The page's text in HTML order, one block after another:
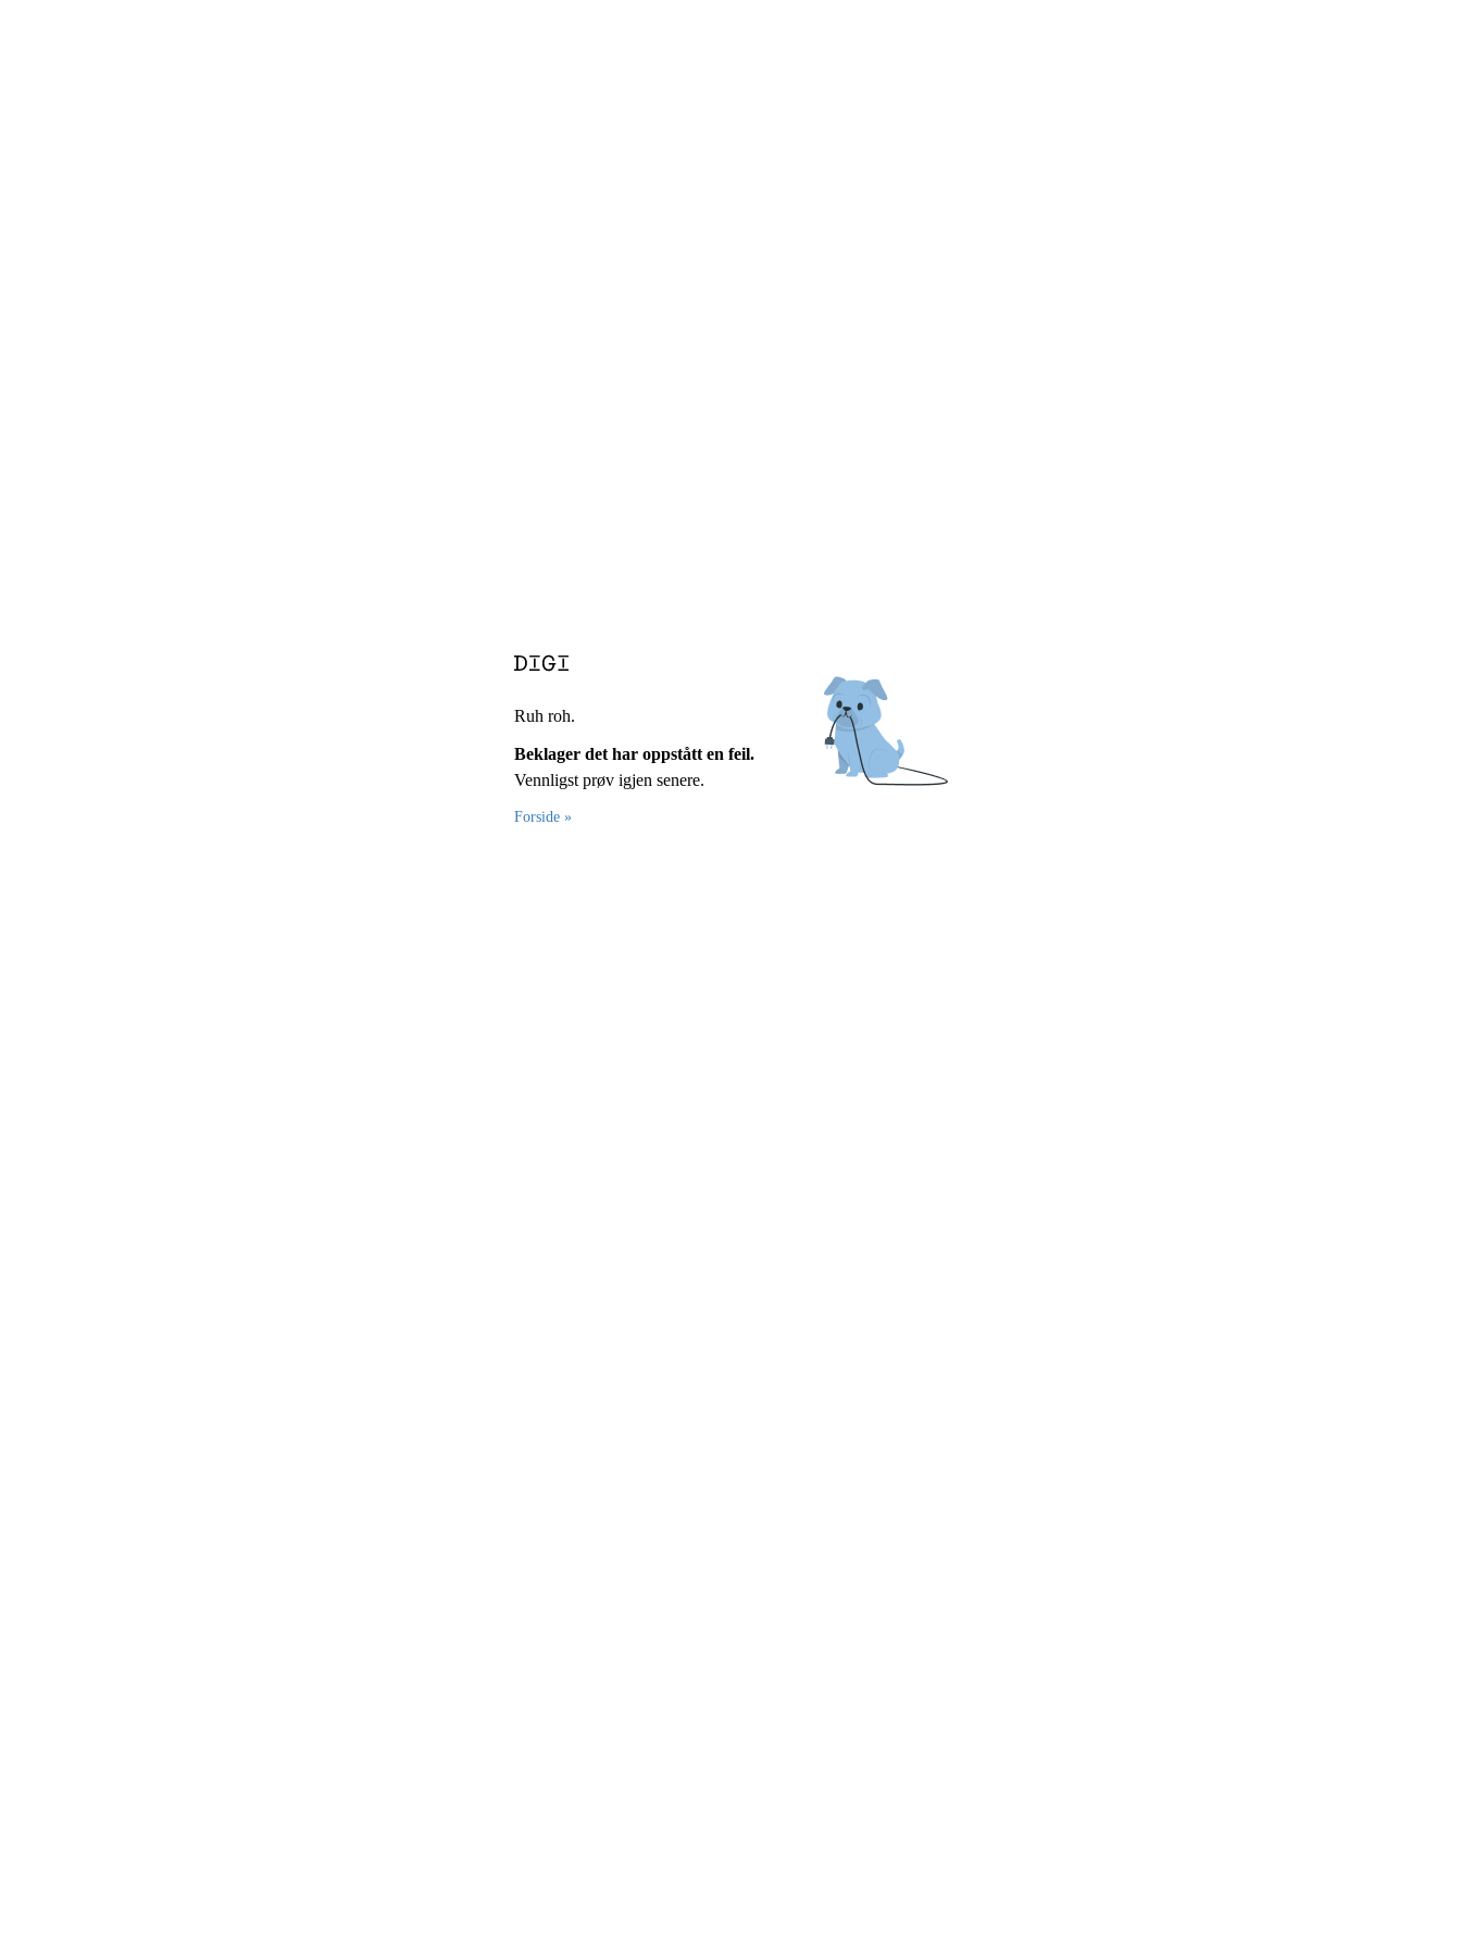
Ruh roh.
Beklager det har oppstått en feil.
Vennligst prøv igjen senere.
Forside »